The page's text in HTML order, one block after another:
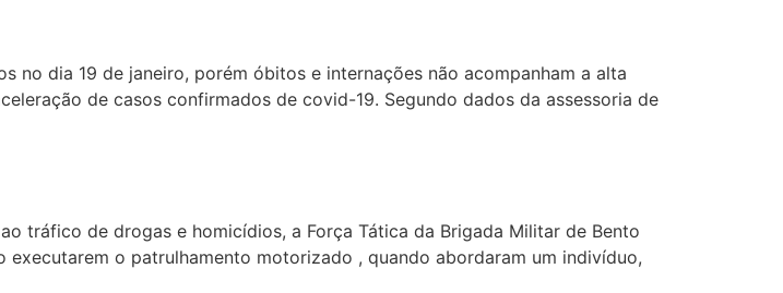
no dia 19 de janeiro, porém óbitos e internações não acompanham a alta
de casos confirmados de covid-19. Segundo dados da assessoria de
tráfico de drogas e homicídios, a Força Tática da Brigada Militar de Bento
o patrulhamento motorizado , quando abordaram um indivíduo,